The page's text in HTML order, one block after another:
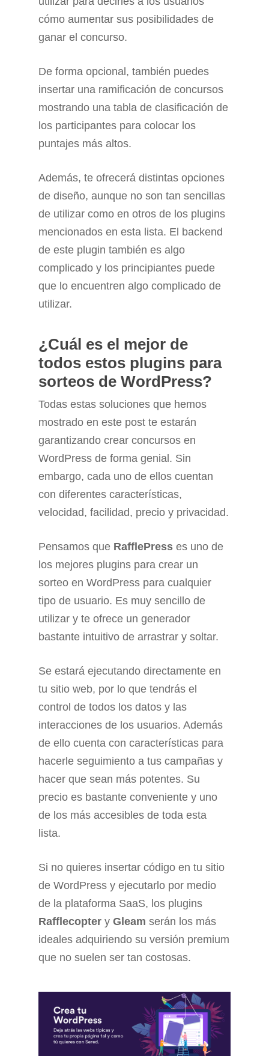
cómo aumentar sus posibilidades de
ganar el concurso.
De forma opcional, también puedes
insertar una ramificación de concursos
mostrando una tabla de clasificación de
los participantes para colocar los
puntajes más altos.
Además, te ofrecerá distintas opciones
de diseño, aunque no son tan sencillas
de utilizar como en otros de los plugins
mencionados en esta lista. El backend
de este plugin también es algo
complicado y los principiantes puede
que lo encuentren algo complicado de
utilizar.
¿Cuál es el mejor de
todos estos plugins para
sorteos de WordPress?
Todas estas soluciones que hemos
mostrado en este post te estarán
garantizando crear concursos en
WordPress de forma genial. Sin
embargo, cada uno de ellos cuentan
con diferentes características,
velocidad, facilidad, precio y privacidad.
Pensamos que RafflePress es uno de
los mejores plugins para crear un
sorteo en WordPress para cualquier
tipo de usuario. Es muy sencillo de
utilizar y te ofrece un generador
bastante intuitivo de arrastrar y soltar.
Se estará ejecutando directamente en
tu sitio web, por lo que tendrás el
control de todos los datos y las
interacciones de los usuarios. Además
de ello cuenta con características para
hacerle seguimiento a tus campañas y
hacer que sean más potentes. Su
precio es bastante conveniente y uno
de los más accesibles de toda esta
lista.
Si no quieres insertar código en tu sitio
de WordPress y ejecutarlo por medio
de la plataforma SaaS, los plugins
Rafflecopter y Gleam serán los más
ideales adquiriendo su versión premium
que no suelen ser tan costosas.